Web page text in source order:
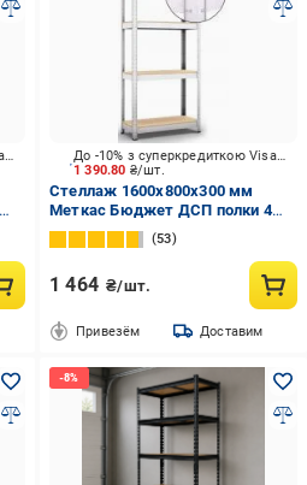
До -10% з суперкредиткою Visa Вигода
1 390.80 ₴/шт.
До -10% з суперкредиткою Visa Вигода
Стеллаж 1600x800x300 мм
Меткас Бюджет ДСП полки 4
шт. цинкованный
53
1 464 ₴/шт.
Привезём Доставим